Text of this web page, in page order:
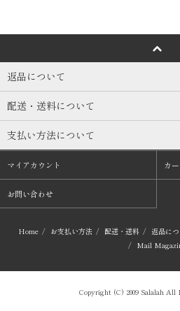
返品について
配送・送料について
支払い方法について
マイアカウント カ
お問い合わせ
Home / お支払い方法 / 配送・送料 / 返品に
/ Mail
Copyright (C) 2009 Salalah All